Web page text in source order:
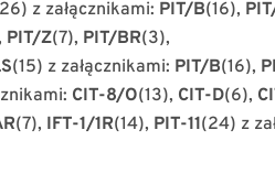
z załącznikami: PIT/B(16),
PIT/Z(7), PIT/BR(3),
(15) z załącznikami: PIT/B(16),
CIT-8/O(13), CIT-D(6),
(7), IFT-1/1R(14), PIT-11(24) z